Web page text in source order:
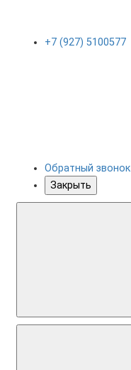
+7 (927) 5100577
Обратный звонок
Закрыть